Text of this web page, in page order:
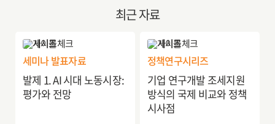
최근 자료
세미나 발표자료
발제 1. AI 시대 노동시장:
평가와 전망
정책연구시리즈
기업 연구개발 조세지원
방식의 국제 비교와 정책
시사점